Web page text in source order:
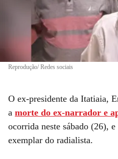
Reprodução/ Redes sociais
O ex-presidente da Itatiaia,
a morte do ex-narrador e
ocorrida neste sábado (26),
exemplar do radialista.